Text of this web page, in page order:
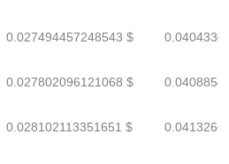
0.027494457248543 $
0.027802096121068 $
0.028102113351651 $